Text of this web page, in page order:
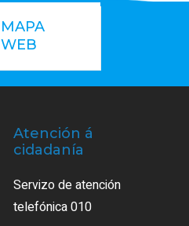
MAPA
WEB
Atención á
cidadanía
Servizo de atención
telefónica 010